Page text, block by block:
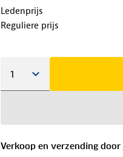
Ledenprijs
Reguliere prijs
Verkoop en verzending door